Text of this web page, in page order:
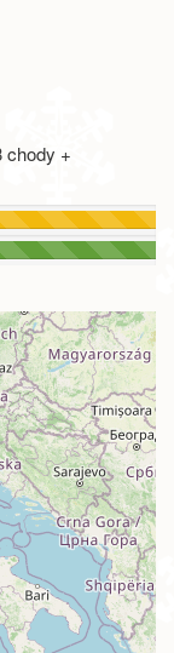
chody +